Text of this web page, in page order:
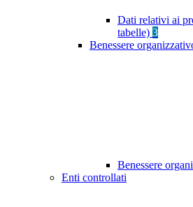
Dati relativi ai
tabelle) 3
Benessere
Benessere
Enti controllati